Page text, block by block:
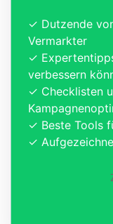
✓ Dutzende
Vermarkter
✓
verbessern
✓ Checklisten
✓ Beste Tools
✓